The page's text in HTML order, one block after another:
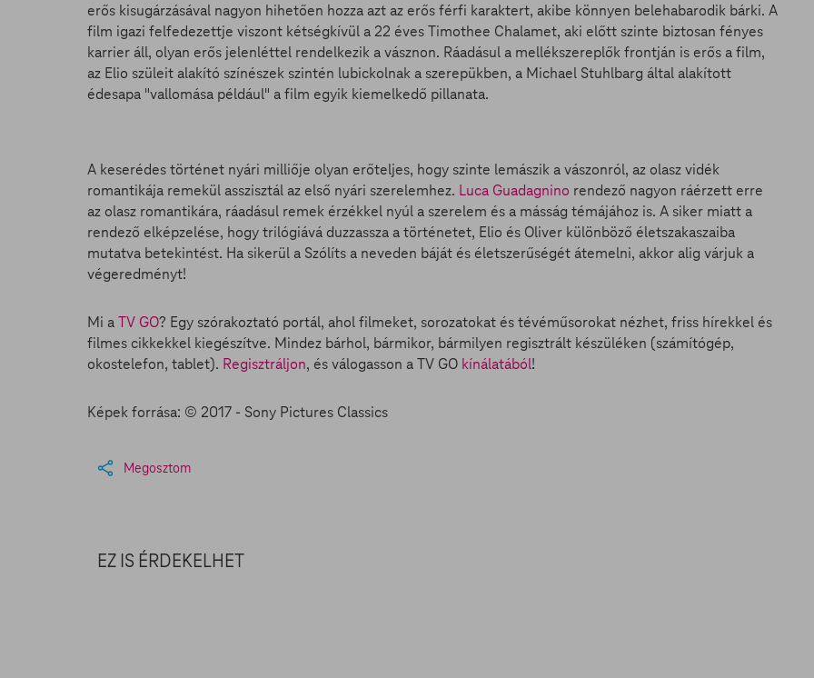
erős kisugárzásával nagyon hihetően hozza azt az erős férfi karaktert, akibe könnyen belehabarodik bárki. A
film igazi felfedezettje viszont kétségkívül a 22 éves Timothee Chalamet, aki előtt szinte biztosan fényes
karrier áll, olyan erős jelenléttel rendelkezik a vásznon. Ráadásul a mellékszereplők frontján is erős a film,
az Elio szüleit alakító színészek szintén lubickolnak a szerepükben, a Michael Stuhlbarg által alakított
édesapa "vallomása például" a film egyik kiemelkedő pillanata.
A keserédes történet nyári milliője olyan erőteljes, hogy szinte lemászik a vászonról, az olasz vidék
romantikája remekül asszisztál az első nyári szerelemhez. Luca Guadagnino rendező nagyon ráérzett erre
az olasz romantikára, ráadásul remek érzékkel nyúl a szerelem és a másság témájához is. A siker miatt a
rendező elképzelése, hogy trilógiává duzzassza a történetet, Elio és Oliver különböző életszakaszaiba
mutatva betekintést. Ha sikerül a Szólíts a neveden báját és életszerűségét átemelni, akkor alig várjuk a
végeredményt!
Mi aTV GO? Egy szórakoztató portál, ahol filmeket, sorozatokat és tévéműsorokat nézhet, friss hírekkel és
filmes cikkekkel kiegészítve. Mindez bárhol, bármikor, bármilyen regisztrált készüléken (számítógép,
okostelefon, tablet). Regisztráljon, és válogasson a TV GO kínálatából!
Képek forrása: © 2017 - Sony Pictures Classics
Megosztom
EZ IS ÉRDEKELHET